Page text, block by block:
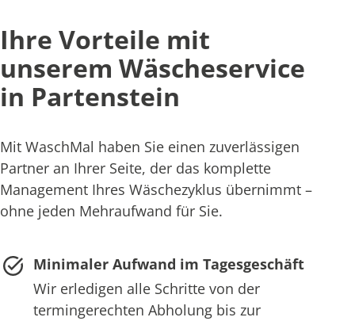
Ihre Vorteile mit
unserem Wäscheservice
in Partenstein
Mit WaschMal haben Sie einen zuverlässigen
Partner an Ihrer Seite, der das komplette
Management Ihres Wäschezyklus übernimmt –
ohne jeden Mehraufwand für Sie.
Minimaler Aufwand im Tagesgeschäft
Wir erledigen alle Schritte von der
termingerechten Abholung bis zur